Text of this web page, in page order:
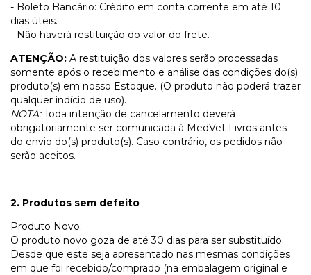
- Boleto Bancário: Crédito em conta corrente em até 10
dias úteis.
- Não haverá restituição do valor do frete.
ATENÇÃO: A restituição dos valores serão processadas
somente após o recebimento e análise das condições do(s)
produto(s) em nosso Estoque. (O produto não poderá trazer
qualquer indício de uso).
NOTA:Toda intenção de cancelamento deverá
obrigatoriamente ser comunicada à MedVet Livros antes
do envio do(s) produto(s). Caso contrário, os pedidos não
serão aceitos.
2. Produtos sem defeito
Produto Novo:
O produto novo goza de até 30 dias para ser substituído.
Desde que este seja apresentado nas mesmas condições
em que foi recebido/comprado (na embalagem original e